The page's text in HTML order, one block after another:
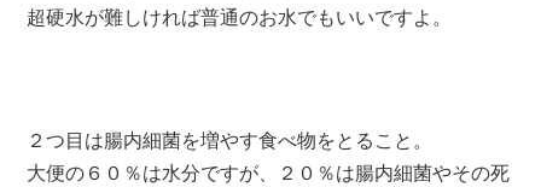
超硬水が難しければ普通のお水でもいいですよ。
２つ目は腸内細菌を増やす食べ物をとること。
大便の６０％は水分ですが、２０％は腸内細菌やその死